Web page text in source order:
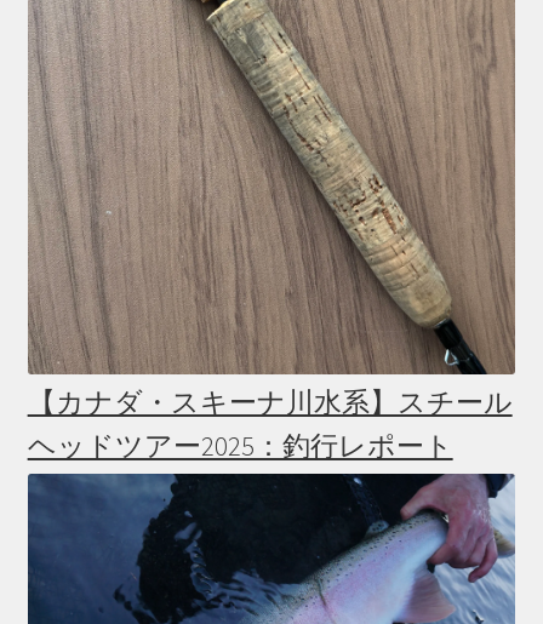
【カナダ・スキーナ川水系】スチール
ヘッドツアー2025：釣行レポート